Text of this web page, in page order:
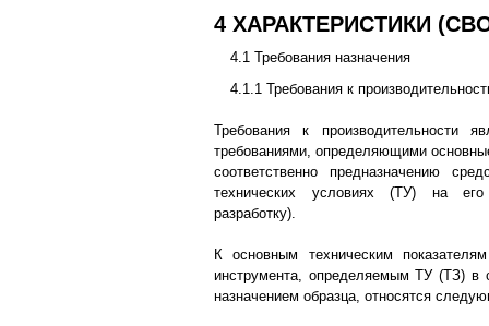
4 ХАРАКТЕРИСТИКИ
4.1 Требования назначения
4.1.1 Требования к
Требования к производительности
требованиями, определяющими
соответственно предназначению
технических условиях (ТУ) на
разработку).
К основным техническим показателям
инструмента, определяемым ТУ (ТЗ) в
назначением образца, относятся